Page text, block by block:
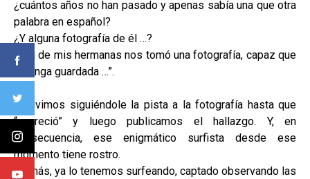
¿cuántos años no han pasado y apenas sabía una que otra
palabra en español?
¿Y alguna fotografía de él …?
“Una de mis hermanas nos tomó una fotografía, capaz que
la tenga guardada …”.
Estuvimos siguiéndole la pista a la fotografía hasta que
“apareció” y luego publicamos el hallazgo. Y, en
consecuencia, ese enigmático surfista desde ese
momento tiene rostro.
Es más, ya lo tenemos surfeando, captado observando las